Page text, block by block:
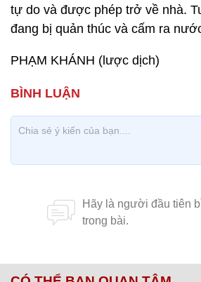
tự do và được phép trở về nhà.
đang bị quản thúc và cấm ra
PHẠM KHÁNH (lược dịch)